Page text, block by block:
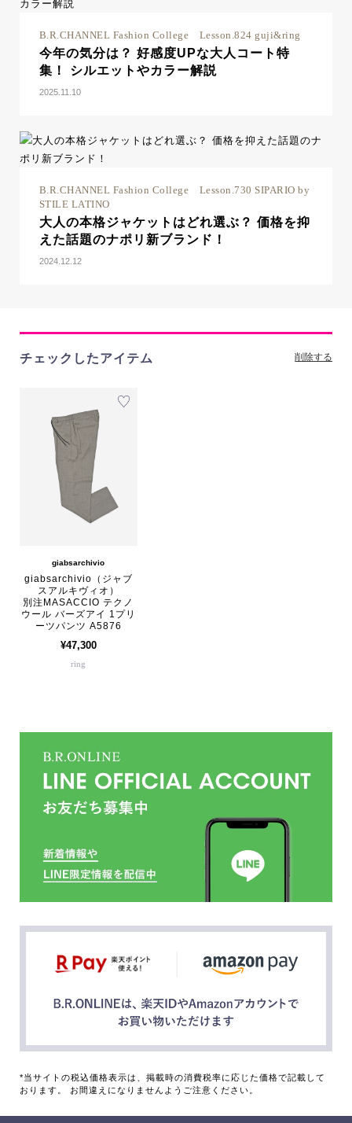
B.R.CHANNEL Fashion College Lesson.824 guji&ring
今年の気分は？ 好感度UPな大人コート特
集！ シルエットやカラー解説
2025.11.10
B.R.CHANNEL Fashion College Lesson.730 SIPARIO by
STILE LATINO
大人の本格ジャケットはどれ選ぶ？ 価格を抑
えた話題のナポリ新ブランド！
2024.12.12
チェックしたアイテム 削除する
giabsarchivio
giabsarchivio（ジャブ
スアルキヴィオ）
別注MASACCIO テクノ
ウール バーズアイ 1プリ
ーツパンツ A5876
¥47,300
ring
*当サイトの税込価格表示は、掲載時の消費税率に応じた価格で記載して
おります。 お間違えになりませんようご注意ください。